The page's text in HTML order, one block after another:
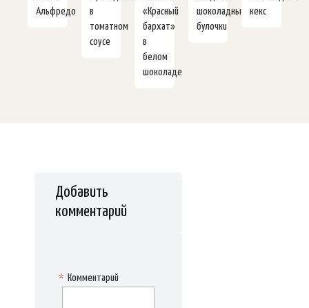
Альфредо
в
томатном
соусе
«Красный
бархат»
в
белом
шоколаде
шоколадные
булочки
кекс
Добавить
комментарий
Комментарий
*